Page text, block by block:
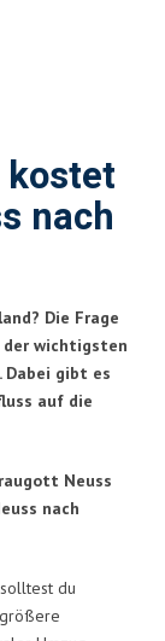
kostet
nach
Die Frage
wichtigsten
Dabei gibt es
auf die
Neuss
nach
du